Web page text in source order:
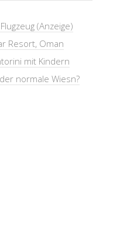
(Anzeige)
Resort, Oman
mit Kindern
normale Wiesn?